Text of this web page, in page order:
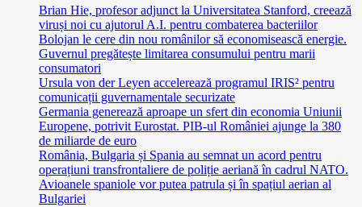
Brian Hie, profesor adjunct la Universitatea Stanford, creează
viruși noi cu ajutorul A.I. pentru combaterea bacteriilor
Bolojan le cere din nou românilor să economisească energie.
Guvernul pregătește limitarea consumului pentru marii
consumatori
Ursula von der Leyen accelerează programul IRIS² pentru
comunicații guvernamentale securizate
Germania generează aproape un sfert din economia Uniunii
Europene, potrivit Eurostat. PIB-ul României ajunge la 380
de miliarde de euro
România, Bulgaria și Spania au semnat un acord pentru
operațiuni transfrontaliere de poliție aeriană în cadrul NATO.
Avioanele spaniole vor putea patrula și în spațiul aerian al
Bulgariei